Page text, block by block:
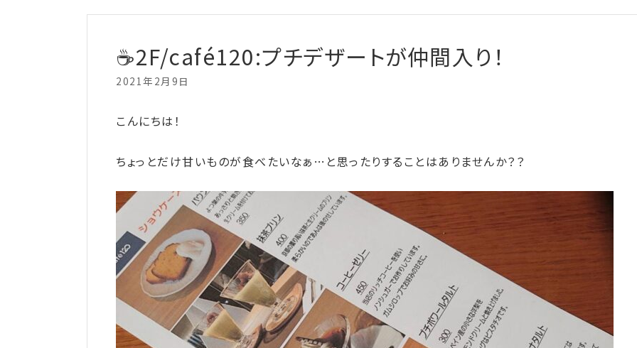
☕2F/café120:プチデザートが仲間入り！
2021年2月9日
こんにちは！
ちょっとだけ甘いものが食べたいなぁ…と思ったりすることはありませんか？？